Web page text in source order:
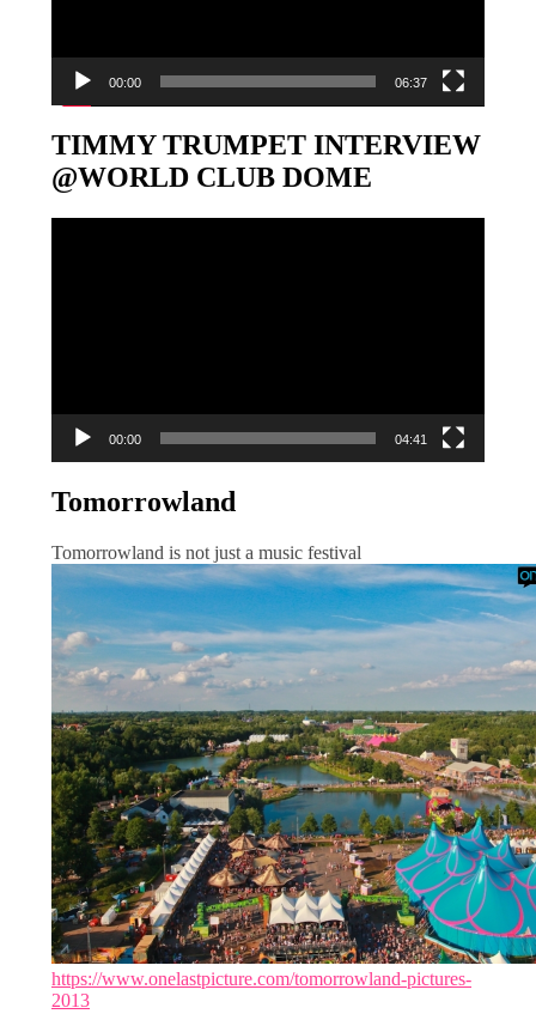
00:00 06:37
TIMMY TRUMPET INTERVIEW
@WORLD CLUB DOME
00:00 04:41
Tomorrowland
Tomorrowland is not just a music festival
https://www.onelastpicture.com/tomorrowland-pictures-
2013